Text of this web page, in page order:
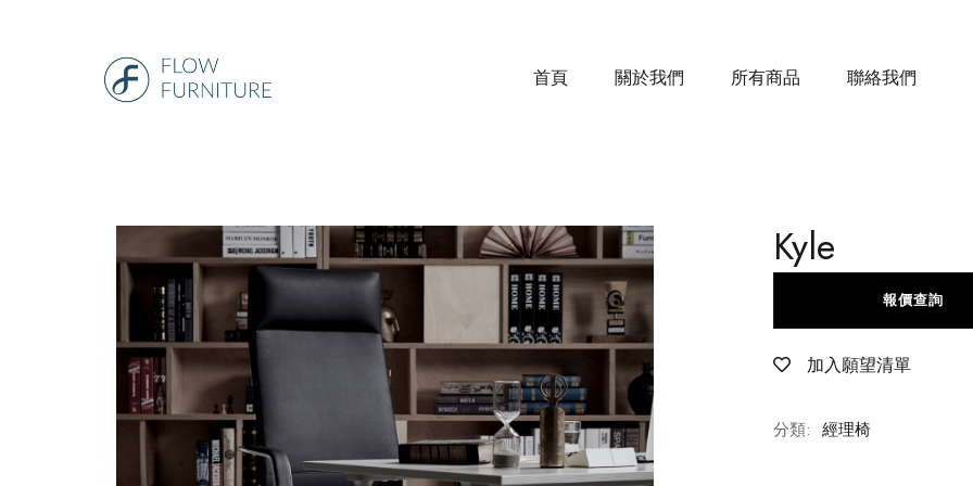
首頁 關於我們 所有商品 聯絡我們
Kyle
加入願望清單
報價查詢
分類: 經理椅